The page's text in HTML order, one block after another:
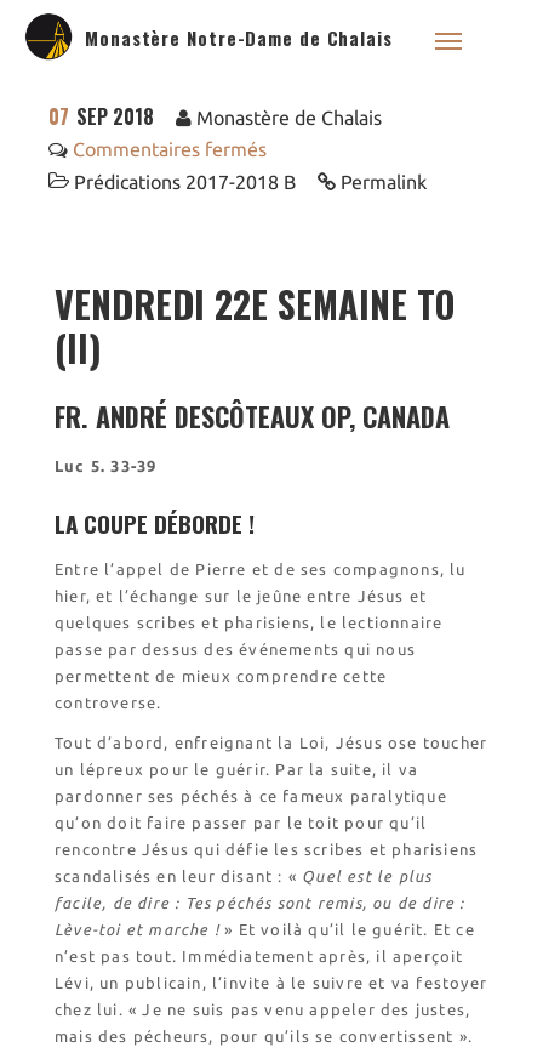
Monastère Notre-Dame de Chalais
La famille dominicaine
Nos Liens
l’Église
Visites virtuelles
Les randonnées
Informations pratiques
Horaires
Demande de séjour
Séjours étudiant(e)s
Bénévolat
Covoiturage
La boutique – Librairie
Biscuiterie St Dominique
07 SEP 2018
Monastère de Chalais
Commentaires fermés
Prédications 2017-2018 B
Permalink
VENDREDI 22E SEMAINE TO
(II)
FR. ANDRÉ DESCÔTEAUX OP, CANADA
Luc 5. 33-39
LA COUPE DÉBORDE !
Entre l’appel de Pierre et de ses compagnons, lu
hier, et l’échange sur le jeûne entre Jésus et
quelques scribes et pharisiens, le lectionnaire
passe par dessus des événements qui nous
permettent de mieux comprendre cette
controverse.
Tout d’abord, enfreignant la Loi, Jésus ose toucher
un lépreux pour le guérir. Par la suite, il va
pardonner ses péchés à ce fameux paralytique
qu’on doit faire passer par le toit pour qu’il
rencontre Jésus qui défie les scribes et pharisiens
scandalisés en leur disant : « Quel est le plus
facile, de dire : Tes péchés sont remis, ou de dire :
Lève-toi et marche !» Et voilà qu’il le guérit. Et ce
n’est pas tout. Immédiatement après, il aperçoit
Lévi, un publicain, l’invite à le suivre et va festoyer
chez lui. « Je ne suis pas venu appeler des justes,
mais des pécheurs, pour qu’ils se convertissent ».